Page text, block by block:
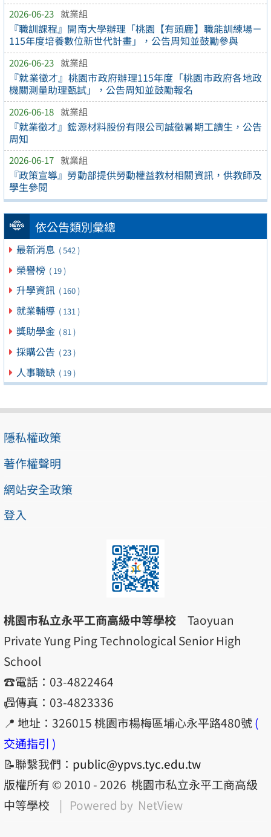
2026-06-23 就業組
『職訓課程』開南大學辦理「桃園【有頭鹿】職能訓練場－
115年度培養數位新世代計畫」，公告周知並鼓勵參與
2026-06-23 就業組
『就業徵才』桃園市政府辦理115年度「桃園市政府各地政
機關測量助理甄試」，公告周知並鼓勵報名
2026-06-18 就業組
『就業徵才』鋐源材料股份有限公司誠徵暑期工讀生，公告
周知
2026-06-17 就業組
『政策宣導』勞動部提供勞動權益教材相關資訊，供教師及
學生參閱
依公告類別彙總
最新消息 ( 542 )
榮譽榜 ( 19 )
升學資訊 ( 160 )
就業輔導 ( 131 )
獎助學金 ( 81 )
採購公告 ( 23 )
人事職缺 ( 19 )
隱私權政策
著作權聲明
網站安全政策
登入
桃園市私立永平工商高級中等學校 Taoyuan
Private Yung Ping Technological Senior High
School
☎️電話：03-4822464
📠傳真：03-4823336
📍 地址：326015 桃園市楊梅區埔心永平路480號(
交通指引 )
📝聯繫我們： public@ypvs.tyc.edu.tw
版權所有 © 2010 - 2026 桃園市私立永平工商高級
中等學校
| Powered by NetView